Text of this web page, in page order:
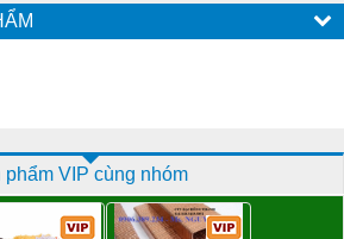
phẩm VIP cùng nhóm